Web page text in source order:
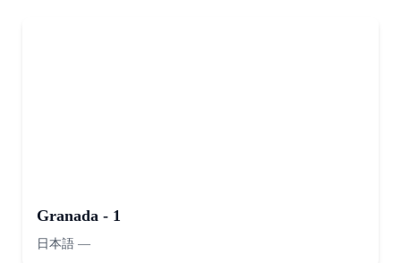
Granada - 1
日本語 —